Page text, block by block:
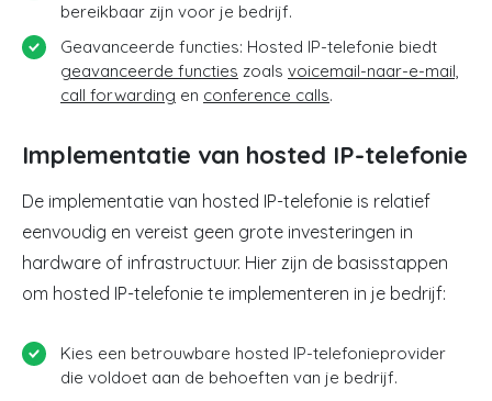
bereikbaar zijn voor je bedrijf.
Geavanceerde functies: Hosted IP-telefonie biedt
geavanceerde functies zoals voicemail-naar-e-mail,
call forwarding en conference calls.
Implementatie van hosted IP-telefonie
De implementatie van hosted IP-telefonie is relatief
eenvoudig en vereist geen grote investeringen in
hardware of infrastructuur. Hier zijn de basisstappen
om hosted IP-telefonie te implementeren in je bedrijf:
Kies een betrouwbare hosted IP-telefonieprovider
die voldoet aan de behoeften van je bedrijf.